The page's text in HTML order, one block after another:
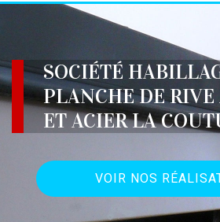
SOCIÉTÉ
PLANCHE DE
ET ACIER LA
VOIR NOS